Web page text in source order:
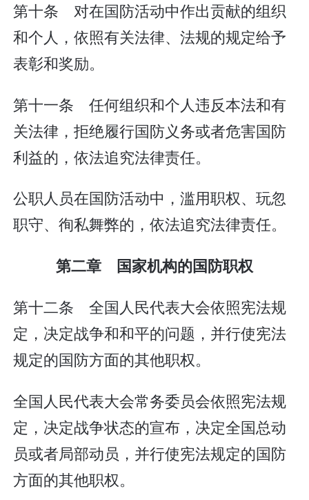
第十条 对在国防活动中作出贡献的组织
和个人，依照有关法律、法规的规定给予
表彰和奖励。
第十一条 任何组织和个人违反本法和有
关法律，拒绝履行国防义务或者危害国防
利益的，依法追究法律责任。
公职人员在国防活动中，滥用职权、玩忽
职守、徇私舞弊的，依法追究法律责任。
第二章 国家机构的国防职权
第十二条 全国人民代表大会依照宪法规
定，决定战争和和平的问题，并行使宪法
规定的国防方面的其他职权。
全国人民代表大会常务委员会依照宪法规
定，决定战争状态的宣布，决定全国总动
员或者局部动员，并行使宪法规定的国防
方面的其他职权。